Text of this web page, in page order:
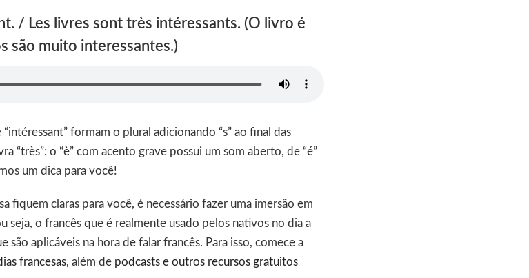
/ Les livres sont très intéressants. (O livro é
são muito interessantes.)
formam o plural adicionando “s” ao final das
“très”: o “è” com acento grave possui um som aberto, de “é”
um dica para você!
fiquem claras para você, é necessário fazer uma imersão em
seja, o francês que é realmente usado pelos nativos no dia a
são aplicáveis na hora de falar francês. Para isso, comece a
francesas, além de podcasts e outros recursos gratuitos